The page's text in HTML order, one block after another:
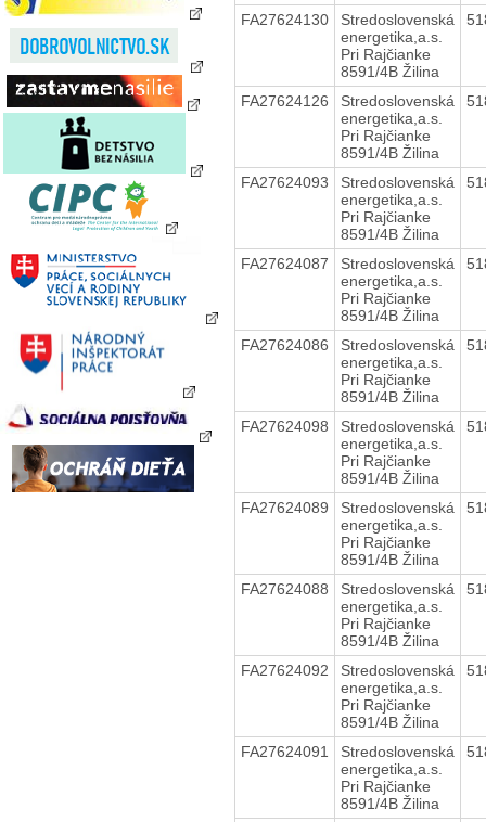
FA27624130
Stredoslovenská
energetika,a.s.
Pri Rajčianke
8591/4B Žilina
FA27624126
Stredoslovenská
energetika,a.s.
Pri Rajčianke
8591/4B Žilina
FA27624093
Stredoslovenská
energetika,a.s.
Pri Rajčianke
8591/4B Žilina
FA27624087
Stredoslovenská
energetika,a.s.
Pri Rajčianke
8591/4B Žilina
FA27624086
Stredoslovenská
energetika,a.s.
Pri Rajčianke
8591/4B Žilina
FA27624098
Stredoslovenská
energetika,a.s.
Pri Rajčianke
8591/4B Žilina
FA27624089
Stredoslovenská
energetika,a.s.
Pri Rajčianke
8591/4B Žilina
FA27624088
Stredoslovenská
energetika,a.s.
Pri Rajčianke
8591/4B Žilina
FA27624092
Stredoslovenská
energetika,a.s.
Pri Rajčianke
8591/4B Žilina
FA27624091
Stredoslovenská
energetika,a.s.
Pri Rajčianke
8591/4B Žilina